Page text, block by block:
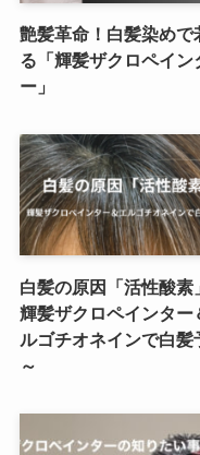
艶髪革命！白髪染めで
る「輝髪ザクロペイン
ー」
白髪の原因「活性酸素
輝髪ザクロペインター
ルゴチオネインで白髪
～